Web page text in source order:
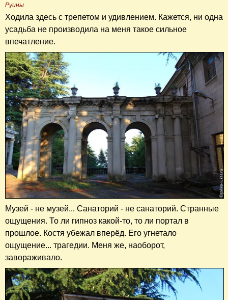
Руины
Ходила здесь с трепетом и удивлением. Кажется, ни одна
усадьба не производила на меня такое сильное
впечатление.
Музей - не музей... Санаторий - не санаторий. Странные
ощущения. То ли гипноз какой-то, то ли портал в
прошлое. Костя убежал вперёд. Его угнетало
ощущение... трагедии. Меня же, наоборот,
завораживало.